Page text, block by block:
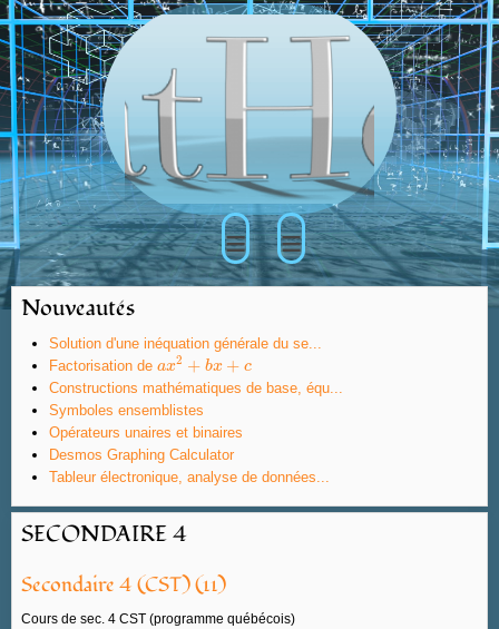
≡ ≡
Nouveautés
Solution d'une inéquation générale du se...
Factorisation de ax2 + bx + c
ax2+bx +c
Constructions mathématiques de base, équ...
Symboles ensemblistes
Opérateurs unaires et binaires
Desmos Graphing Calculator
Tableur électronique, analyse de données...
SECONDAIRE 4
Secondaire 4 (CST) (11)
Cours de sec. 4 CST (programme québécois)